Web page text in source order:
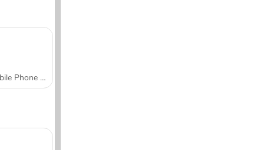
Mobile Phone Case Design & DIY